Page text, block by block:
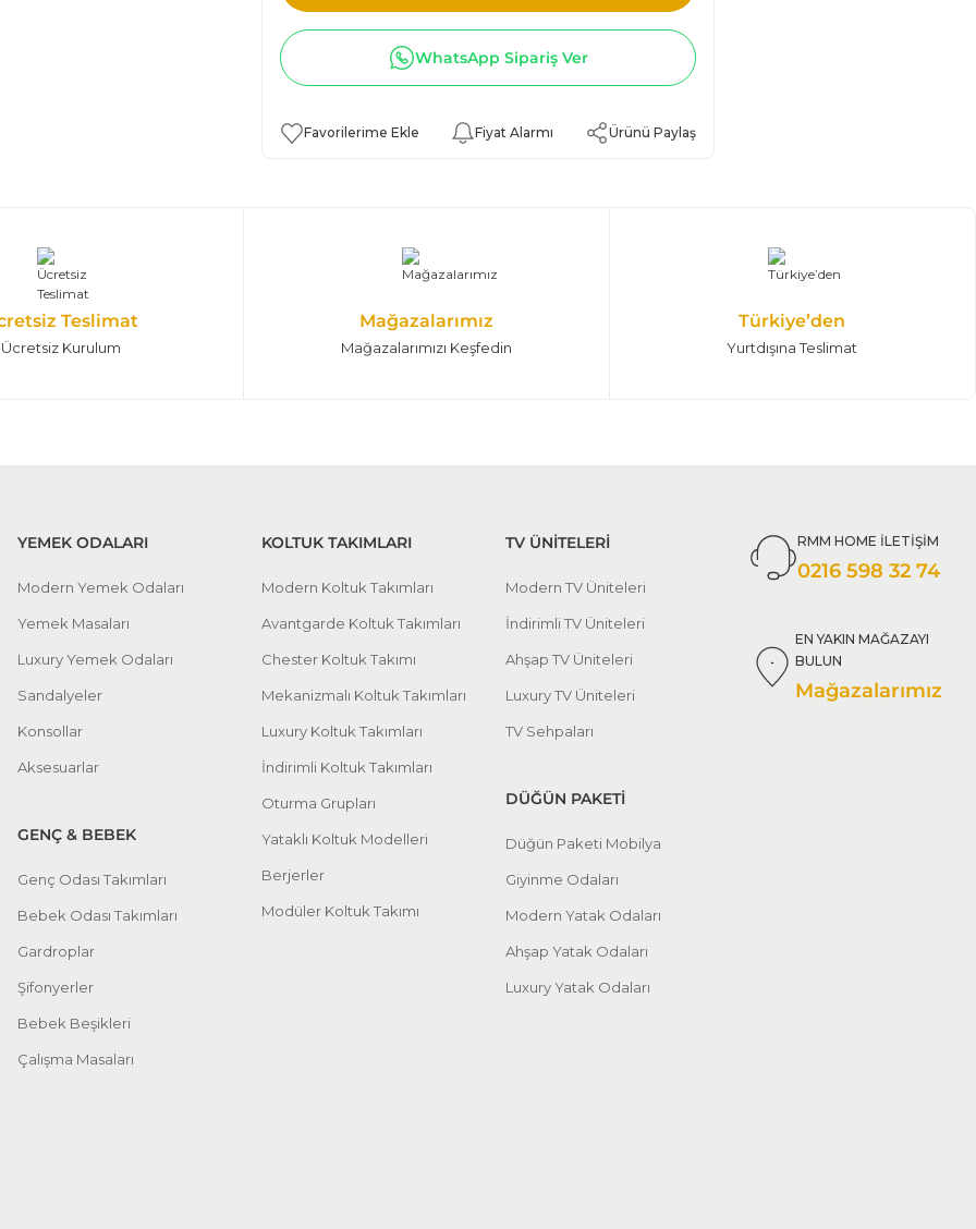
WhatsApp Sipariş Ver
Fiyat Alarmı Ürünü Paylaş
Teslimat
Ücretsiz Kurulum
Mağazalarımız
Mağazalarımızı Keşfedin
Türkiye’den
Yurtdışına Teslimat
YEMEK ODALARI
Modern Yemek Odaları
Yemek Masaları
Luxury Yemek Odaları
Sandalyeler
Konsollar
Aksesuarlar
GENÇ & BEBEK
Genç Odası Takımları
Bebek Odası Takımları
Gardroplar
Şifonyerler
Bebek Beşikleri
Çalışma Masaları
KOLTUK TAKIMLARI
Modern Koltuk Takımları
Avantgarde Koltuk Takımları
Chester Koltuk Takımı
Mekanizmalı Koltuk Takımları
Luxury Koltuk Takımları
İndirimli Koltuk Takımları
Oturma Grupları
Yataklı Koltuk Modelleri
Berjerler
Modüler Koltuk Takımı
TV ÜNİTELERİ
Modern TV Üniteleri
İndirimli TV Üniteleri
Ahşap TV Üniteleri
Luxury TV Üniteleri
TV Sehpaları
DÜĞÜN PAKETİ
Düğün Paketi Mobilya
Giyinme Odaları
Modern Yatak Odaları
Ahşap Yatak Odaları
Luxury Yatak Odaları
RMM HOME İLETİŞİM
0216 598 32 74
EN YAKIN MAĞAZAYI
BULUN
Mağazalarımız